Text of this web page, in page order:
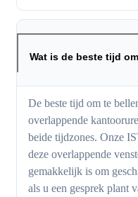
Wat is de beste tijd
De beste tijd om te
overlappende
beide tijdzones. Onze
deze overlappende
gemakkelijk is om
als u een gesprek plant